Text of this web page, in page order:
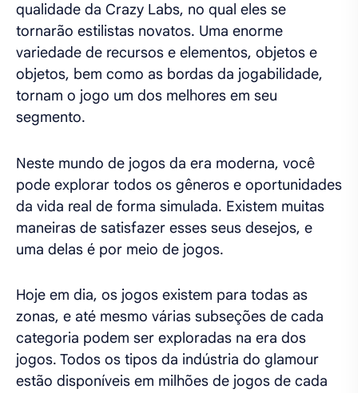
qualidade da Crazy Labs, no qual eles se
tornarão estilistas novatos. Uma enorme
variedade de recursos e elementos, objetos e
objetos, bem como as bordas da jogabilidade,
tornam o jogo um dos melhores em seu
segmento.
Neste mundo de jogos da era moderna, você
pode explorar todos os gêneros e oportunidades
da vida real de forma simulada. Existem muitas
maneiras de satisfazer esses seus desejos, e
uma delas é por meio de jogos.
Hoje em dia, os jogos existem para todas as
zonas, e até mesmo várias subseções de cada
categoria podem ser exploradas na era dos
jogos. Todos os tipos da indústria do glamour
estão disponíveis em milhões de jogos de cada